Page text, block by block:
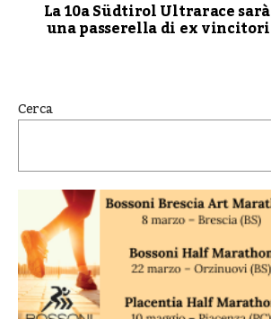
La 10a Südtirol Ultrarace sarà
una passerella di ex vincitori
Cerca